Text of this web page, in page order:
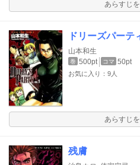
あらすじ
ドリーズパーテ
山本和生
巻 500pt コマ 50pt
お気に入り：9人
あらすじ
残膚